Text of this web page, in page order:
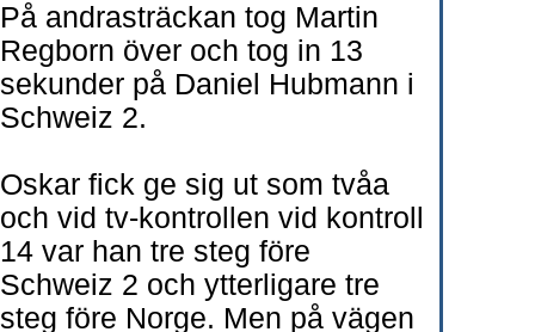
På andrasträckan tog Martin
Regborn över och tog in 13
sekunder på Daniel Hubmann i
Schweiz 2.
Oskar fick ge sig ut som tvåa
och vid tv-kontrollen vid kontroll
14 var han tre steg före
Schweiz 2 och ytterligare tre
steg före Norge. Men på vägen